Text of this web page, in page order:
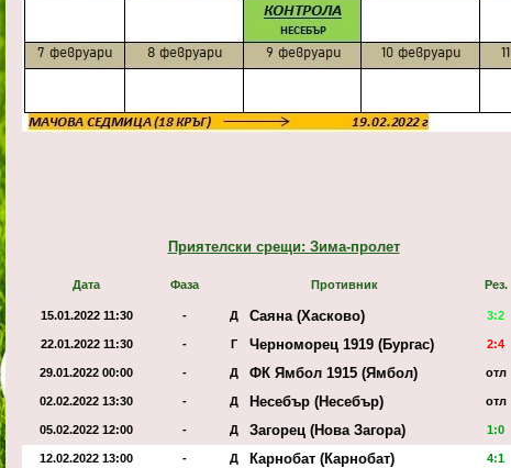
Приятелски срещи: Зима-пролет
Дата Фаза Противник Рез.
15.01.2022 11:30 - Д Саяна (Хасково) 3:2
22.01.2022 11:30 - Г Черноморец 1919 (Бургас) 2:4
29.01.2022 00:00 - Д ФК Ямбол 1915 (Ямбол) отл
02.02.2022 13:30 - Д Несебър (Несебър) отл
05.02.2022 12:00 - Д Загорец (Нова Загора) 1:0
12.02.2022 13:00 - Д Карнобат (Карнобат) 4:1